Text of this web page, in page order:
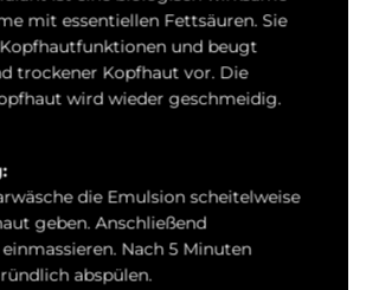
mit essentiellen Fettsäuren. Sie
und beugt
trockener Kopfhaut vor. Die
wird wieder geschmeidig.
die Emulsion scheitelweise
geben. Anschließend
Nach 5 Minuten
abspülen.